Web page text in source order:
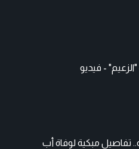
- فيديو
تفاصيل مبكية لوفاة أب